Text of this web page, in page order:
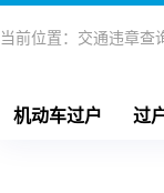
当前位置： 交通违章查
机动车过户 过